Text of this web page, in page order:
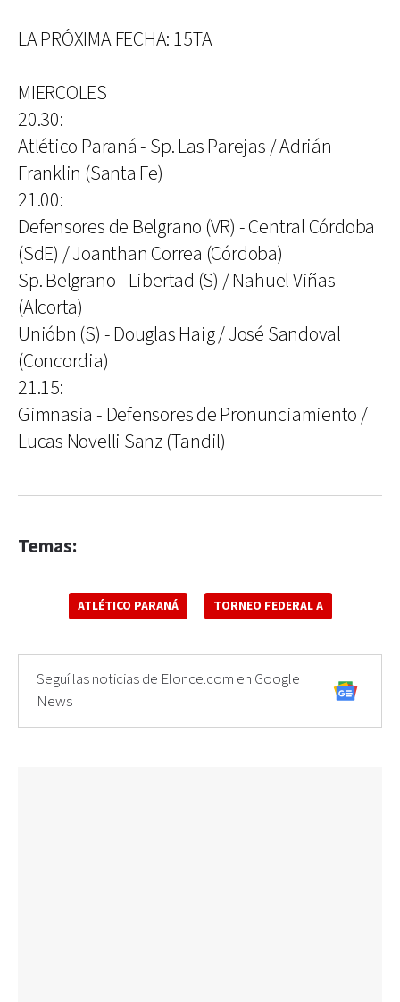
LA PRÓXIMA FECHA: 15TA
MIERCOLES
20.30:
Atlético Paraná - Sp. Las Parejas / Adrián
Franklin (Santa Fe)
21.00:
Defensores de Belgrano (VR) - Central Córdoba
(SdE) / Joanthan Correa (Córdoba)
Sp. Belgrano - Libertad (S) / Nahuel Viñas
(Alcorta)
Unióbn (S) - Douglas Haig / José Sandoval
(Concordia)
21.15:
Gimnasia - Defensores de Pronunciamiento /
Lucas Novelli Sanz (Tandil)
Temas:
ATLÉTICO PARANÁ TORNEO FEDERAL A
Seguí las noticias de Elonce.com en Google
News